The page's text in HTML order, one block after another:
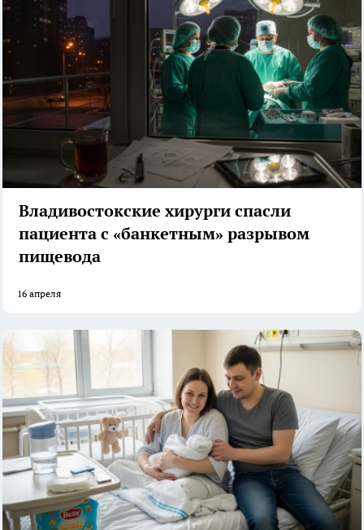
Владивостокские хирурги спасли
пациента с «банкетным» разрывом
пищевода
16 апреля